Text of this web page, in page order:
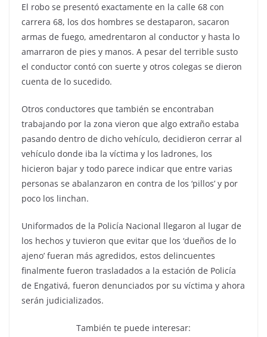
El robo se presentó exactamente en la calle 68 con
carrera 68, los dos hombres se destaparon, sacaron
armas de fuego, amedrentaron al conductor y hasta lo
amarraron de pies y manos. A pesar del terrible susto
el conductor contó con suerte y otros colegas se dieron
cuenta de lo sucedido.
Otros conductores que también se encontraban
trabajando por la zona vieron que algo extraño estaba
pasando dentro de dicho vehículo, decidieron cerrar al
vehículo donde iba la víctima y los ladrones, los
hicieron bajar y todo parece indicar que entre varias
personas se abalanzaron en contra de los ‘pillos’ y por
poco los linchan.
Uniformados de la Policía Nacional llegaron al lugar de
los hechos y tuvieron que evitar que los ‘dueños de lo
ajeno’ fueran más agredidos, estos delincuentes
finalmente fueron trasladados a la estación de Policía
de Engativá, fueron denunciados por su víctima y ahora
serán judicializados.
También te puede interesar: